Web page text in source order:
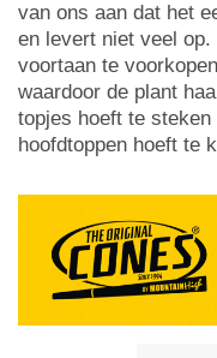
van ons aan dat het
en levert niet veel
voortaan te
waardoor de plant
topjes hoeft te
hoofdtoppen hoeft te